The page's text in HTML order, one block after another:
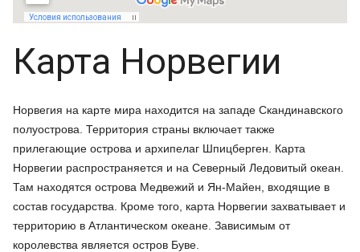
Карта Норвегии
Норвегия на карте мира находится на западе Скандинавского
полуострова. Территория страны включает также
прилегающие острова и архипелаг Шпицберген. Карта
Норвегии распространяется и на Северный Ледовитый океан.
Там находятся острова Медвежий и Ян-Майен, входящие в
состав государства. Кроме того, карта Норвегии захватывает и
территорию в Атлантическом океане. Зависимым от
королевства является остров Буве.